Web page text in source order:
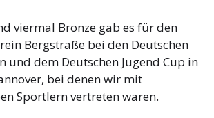
viermal Bronze gab es für den
Bergstraße bei den Deutschen
und dem Deutschen Jugend Cup in
bei denen wir mit
Sportlern vertreten waren.